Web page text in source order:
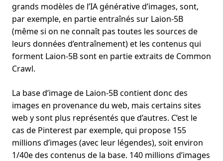
grands modèles de l’IA générative d’images, sont,
par exemple, en partie entraînés sur Laion-5B
(même si on ne connaît pas toutes les sources de
leurs données d’entraînement) et les contenus qui
forment Laion-5B sont en partie extraits de Common
Crawl.
La base d’image de Laion-5B contient donc des
images en provenance du web, mais certains sites
web y sont plus représentés que d’autres. C’est le
cas de Pinterest par exemple, qui propose 155
millions d’images (avec leur légendes), soit environ
1/40e des contenus de la base. 140 millions d’images